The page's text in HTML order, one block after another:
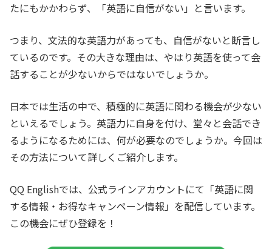
たにもかかわらず、「英語に自信がない」と言います。
つまり、文法的な英語力があっても、自信がないと断言し
ているのです。その大きな理由は、やはり英語を使って会
話することが少ないからではないでしょうか。
日本では生活の中で、積極的に英語に関わる機会が少ない
といえるでしょう。英語力に自身を付け、堂々と会話でき
るようになるためには、何が必要なのでしょうか。今回は
その方法について詳しくご紹介します。
QQ Englishでは、公式ラインアカウントにて「英語に関
する情報・お得なキャンペーン情報」を配信しています。
この機会にぜひ登録を！